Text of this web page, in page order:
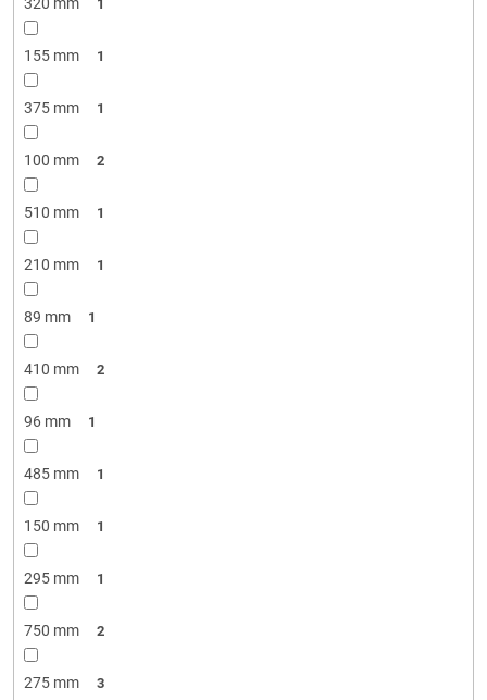
1
155 mm 1
375 mm 1
100 mm 2
510 mm 1
210 mm 1
89 mm 1
410 mm 2
96 mm 1
485 mm 1
150 mm 1
295 mm 1
750 mm 2
275 mm 3